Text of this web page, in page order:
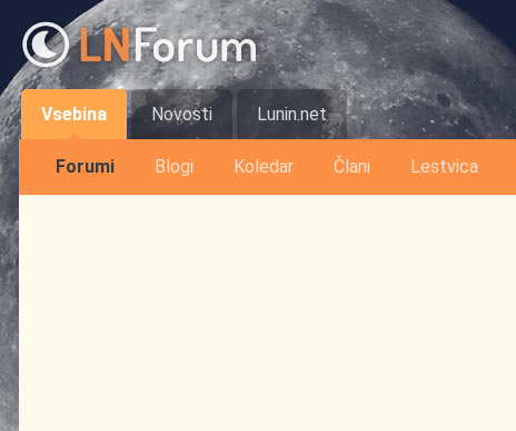
Vsebina
Forumi Blogi Koledar Člani Lestvica
Novosti Lunin.net